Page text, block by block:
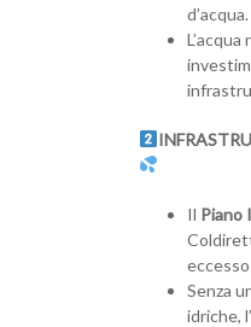
d’acqua.
Il Piano
Senza
idriche,